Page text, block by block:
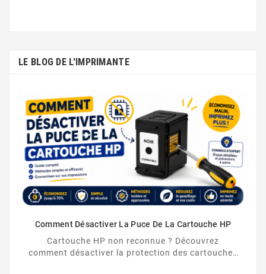
LE BLOG DE L'IMPRIMANTE
Comment Désactiver La Puce De La Cartouche HP
Cartouche HP non reconnue ? Découvrez
comment désactiver la protection des cartouches